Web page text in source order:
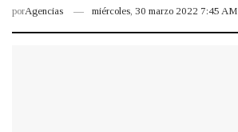
porAgencias miércoles, 30 marzo 2022 7:45 AM